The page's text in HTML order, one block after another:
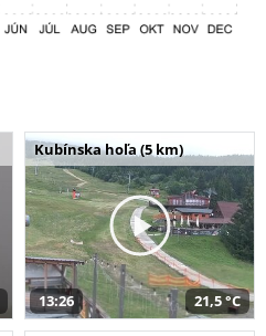
Kubínska hoľa (5 km)
13:26 21,5 °C